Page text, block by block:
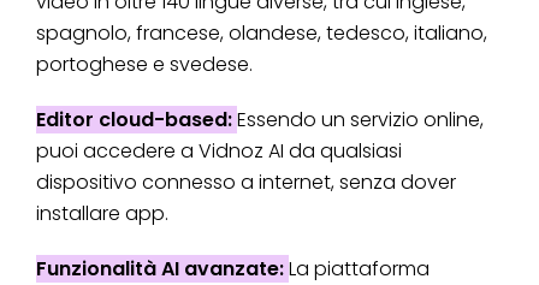
spagnolo, francese, olandese, tedesco, italiano,
portoghese e svedese.
Editor cloud-based:Essendo un servizio online,
puoi accedere a Vidnoz AI da qualsiasi
dispositivo connesso a internet, senza dover
installare app.
Funzionalità AI avanzate:La piattaforma